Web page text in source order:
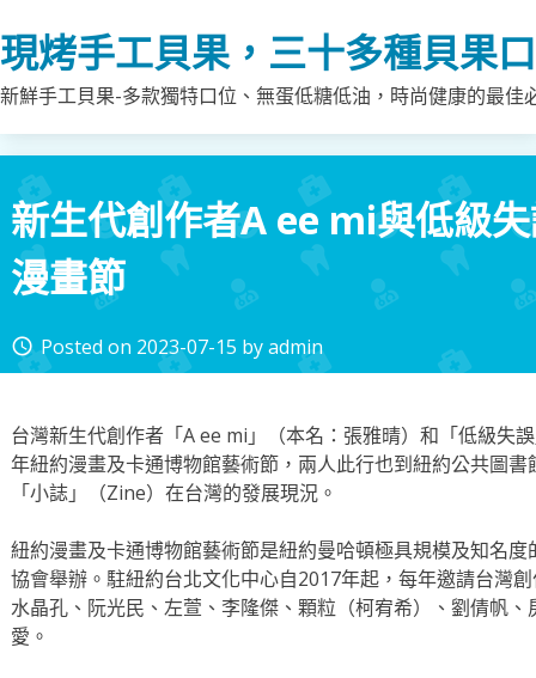
to
content
現烤手工貝果，三十多種貝果
新鮮手工貝果-多款獨特口位、無蛋低糖低油，時尚健康的最
新生代創作者A ee mi與低級
漫畫節
access_time Posted on 2023-07-15 byadmin
台灣新生代創作者「A ee mi」（本名：張雅晴）和「低級失
年紐約漫畫及卡通博物館藝術節，兩人此行也到紐約公共圖
「小誌」（Zine）在台灣的發展現況。
紐約漫畫及卡通博物館藝術節是紐約曼哈頓極具規模及知名
協會舉辦。駐紐約台北文化中心自2017年起，每年邀請台灣
水晶孔、阮光民、左萱、李隆傑、顆粒（柯宥希）、劉倩帆
愛。